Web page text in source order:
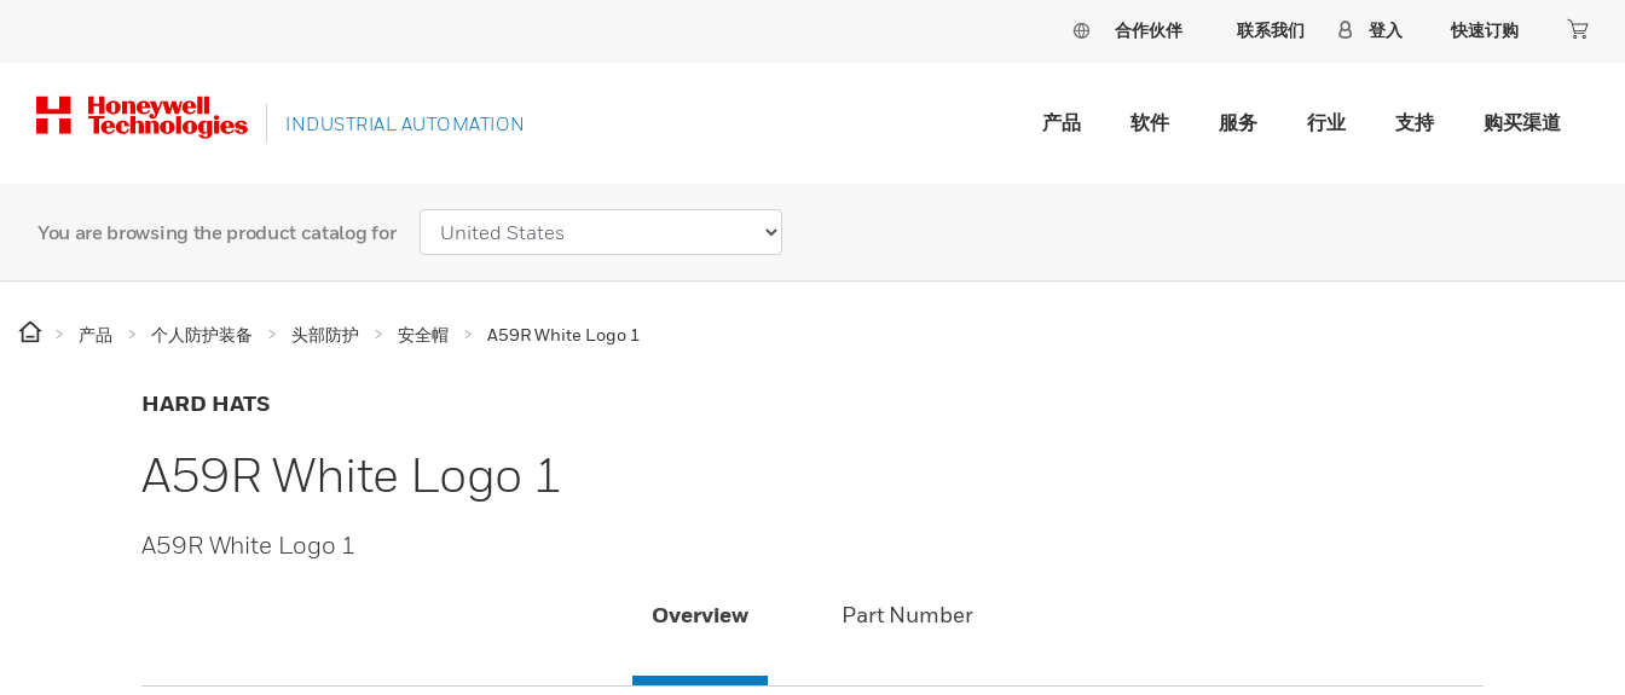
合作伙伴 联系我们 登入 快速订购
INDUSTRIAL AUTOMATION 产品 软件 服务 行业 支持 购买渠道
You are browsing the product catalog for
产品 个人防护装备 头部防护 安全帽 A59R White Logo 1
HARD HATS
A59R White Logo 1
A59R White Logo 1
Overview Part Number